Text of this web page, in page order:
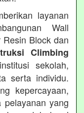
layanan
Wall
Block dan
Climbing
sekolah,
serta individu.
kepercayaan,
yang